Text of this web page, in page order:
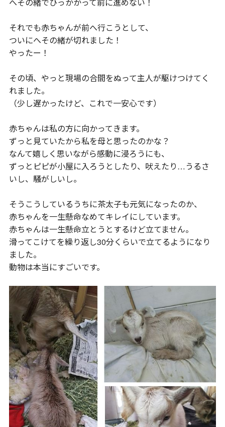
へその緒でひっかかって前に進めない！
それでも赤ちゃんが前へ行こうとして、
ついにへその緒が切れました！
やったー！
その頃、やっと現場の合間をぬって主人が駆けつけてく
れました。
（少し遅かったけど、これで一安心です）
赤ちゃんは私の方に向かってきます。
ずっと見ていたから私を母と思ったのかな？
なんて嬉しく思いながら感動に浸ろうにも、
ずっとピピが小屋に入ろうとしたり、吠えたり…うるさ
いし、騒がしいし。
そうこうしているうちに茶太子も元気になったのか、
赤ちゃんを一生懸命なめてキレイにしています。
赤ちゃんは一生懸命立とうとするけど立てません。
滑ってこけてを繰り返し30分くらいで立てるようになり
ました。
動物は本当にすごいです。